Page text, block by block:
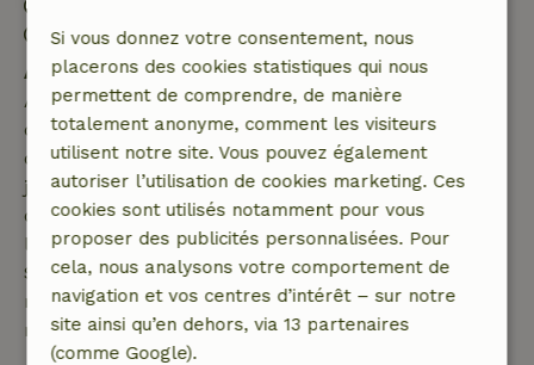
Séjour sans contact possible
Annulation gratuite dans les 7 jours
Annulation gratuite dans les 7 jours suivant la
confirmation de ta réservation, à condition que la
demande de réservation ait été effectuée plus de 28
jours avant la date de début. Pour les réservations
dont la date de début est dans les 28 jours,
l'annulation gratuite s'applique dans les 24 heures.
Si tu annules dans le délai indiqué, tu as droit à un
remboursement intégral du montant de la
réservation.
Si vous donnez votre consentement, nous
placerons des cookies statistiques qui nous
permettent de comprendre, de manière
totalement anonyme, comment les visiteurs
utilisent notre site. Vous pouvez également
autoriser l’utilisation de cookies marketing. Ces
cookies sont utilisés notamment pour vous
proposer des publicités personnalisées. Pour
cela, nous analysons votre comportement de
navigation et vos centres d’intérêt – sur notre
site ainsi qu’en dehors, via 13 partenaires
(comme Google).